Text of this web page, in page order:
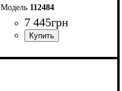
112484
7 445грн